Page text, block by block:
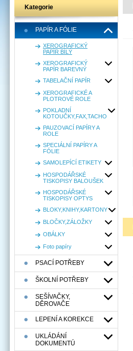
Kategorie
PAPÍR A FÓLIE
XEROGRAFICKÝ
PAPÍR BÍLÝ
XEROGRAFICKÝ
PAPÍR BAREVNÝ
TABELAČNÍ PAPÍR
XEROGRAFICKÉ A
PLOTROVÉ ROLE
POKLADNÍ
KOTOUČKY,FAX,TACHO
PAUZOVACÍ PAPÍRY A
ROLE
SPECIÁLNÍ PAPÍRY A
FÓLIE
SAMOLEPÍCÍ ETIKETY
HOSPODÁŘSKÉ
TISKOPISY BALOUŠEK
HOSPODÁŘSKÉ
TISKOPISY OPTYS
BLOKY,KNIHY,KARTONY
BLOČKY,ZÁLOŽKY
OBÁLKY
Foto papíry
PSACÍ POTŘEBY
ŠKOLNÍ POTŘEBY
SEŠÍVAČKY,
DĚROVAČE
LEPENÍ A KOREKCE
UKLÁDÁNÍ
DOKUMENTÚ